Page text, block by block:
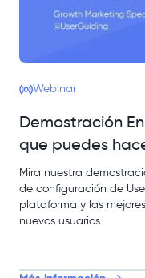
Webinar
Demostración
que puedes
Mira nuestra
de configuración de
plataforma y las
nuevos usuarios.